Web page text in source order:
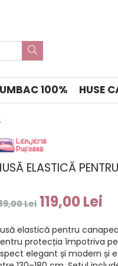
100% HUSE
ELASTICĂ
Lei 119,00 Lei
elastică pentru
protecția împotriva
elegant și modern și